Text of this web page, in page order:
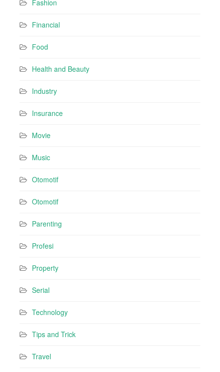
Fashion
Financial
Food
Health and Beauty
Industry
Insurance
Movie
Music
Otomotif
Otomotif
Parenting
Profesi
Property
Serial
Technology
Tips and Trick
Travel